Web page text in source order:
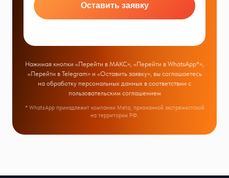
Оставить заявку
Нажимая кнопки «Перейти в МАКС», «Перейти в WhatsApp*»,
«Перейти в Telegram» и «Оставить заявку», вы соглашаетесь
на обработку персональных данных в соответствии с
пользовательским соглашением
* WhatsApp принадлежит компании Meta, признанной экстремистской
на территории РФ.